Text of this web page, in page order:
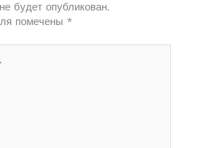
будет опубликован.
помечены *